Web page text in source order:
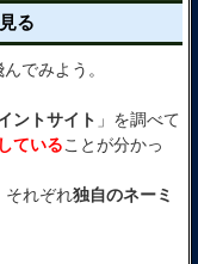
る
でみよう。
ントサイト 」を調べて
ていることが分かっ
それぞれ独自のネーミ